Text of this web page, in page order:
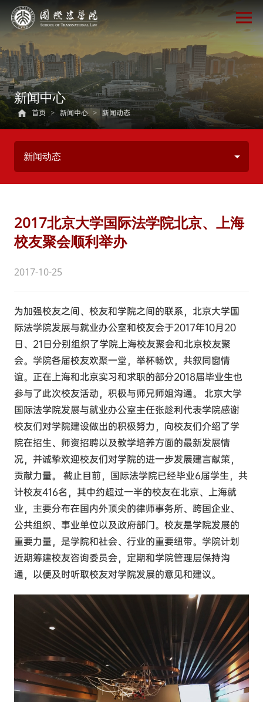
新闻中心
首页 > 新闻中心 > 新闻动态
新闻动态
2017北京大学国际法学院北京、上海
校友聚会顺利举办
2017-10-25
为加强校友之间、校友和学院之间的联系，北京大学国
际法学院发展与就业办公室和校友会于2017年10月20
日、21日分别组织了学院上海校友聚会和北京校友聚
会。学院各届校友欢聚一堂，举杯畅饮，共叙同窗情
谊。正在上海和北京实习和求职的部分2018届毕业生也
参与了此次校友活动，积极与师兄师姐沟通。 北京大学
国际法学院发展与就业办公室主任张趁利代表学院感谢
校友们对学院建设做出的积极努力，向校友们介绍了学
院在招生、师资招聘以及教学培养方面的最新发展情
况，并诚挚欢迎校友们对学院的进一步发展建言献策，
贡献力量。 截止目前，国际法学院已经毕业6届学生，共
计校友416名，其中约超过一半的校友在北京、上海就
业，主要分布在国内外顶尖的律师事务所、跨国企业、
公共组织、事业单位以及政府部门。校友是学院发展的
重要力量，是学院和社会、行业的重要纽带。学院计划
近期筹建校友咨询委员会，定期和学院管理层保持沟
通，以便及时听取校友对学院发展的意见和建议。